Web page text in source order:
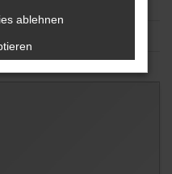
ablehnen